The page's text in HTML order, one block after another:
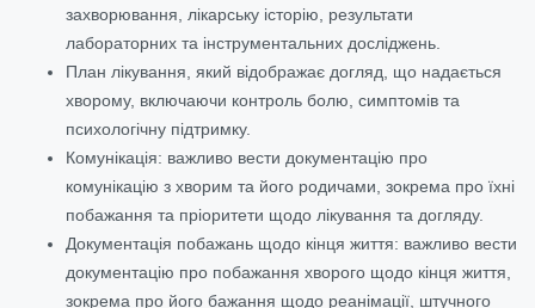
захворювання, лікарську історію, результати
лабораторних та інструментальних досліджень.
План лікування, який відображає догляд, що надається
хворому, включаючи контроль болю, симптомів та
психологічну підтримку.
Комунікація: важливо вести документацію про
комунікацію з хворим та його родичами, зокрема про їхні
побажання та пріоритети щодо лікування та догляду.
Документація побажань щодо кінця життя: важливо вести
документацію про побажання хворого щодо кінця життя,
зокрема про його бажання щодо реанімації, штучного